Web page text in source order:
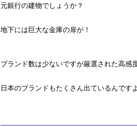
元銀行の建物でしょうか？
地下には巨大な金庫の扉が！
ブランド数は少ないですが厳選された高感
日本のブランドもたくさん出ているんです